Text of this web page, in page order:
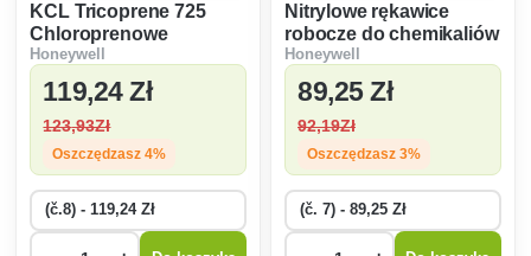
KCL Tricoprene 725
Chloroprenowe
chemiczne rękawice
robocze
Honeywell
119,24 Zł
123,93Zł
Oszczędzasz 4%
Nitrylowe rękawice
robocze do chemikaliów
KCL Tricotril 736
Honeywell
89,25 Zł
92,19Zł
Oszczędzasz 3%